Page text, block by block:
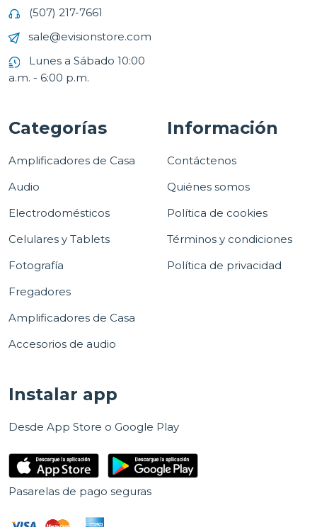
(507) 217-7661
sale@evisionstore.com
Lunes a Sábado 10:00
a.m. - 6:00 p.m.
Categorías
Amplificadores de Casa
Audio
Electrodomésticos
Celulares y Tablets
Fotografía
Fregadores
Amplificadores de Casa
Accesorios de audio
Información
Contáctenos
Quiénes somos
Política de cookies
Términos y condiciones
Política de privacidad
Instalar app
Desde App Store o Google Play
Pasarelas de pago seguras